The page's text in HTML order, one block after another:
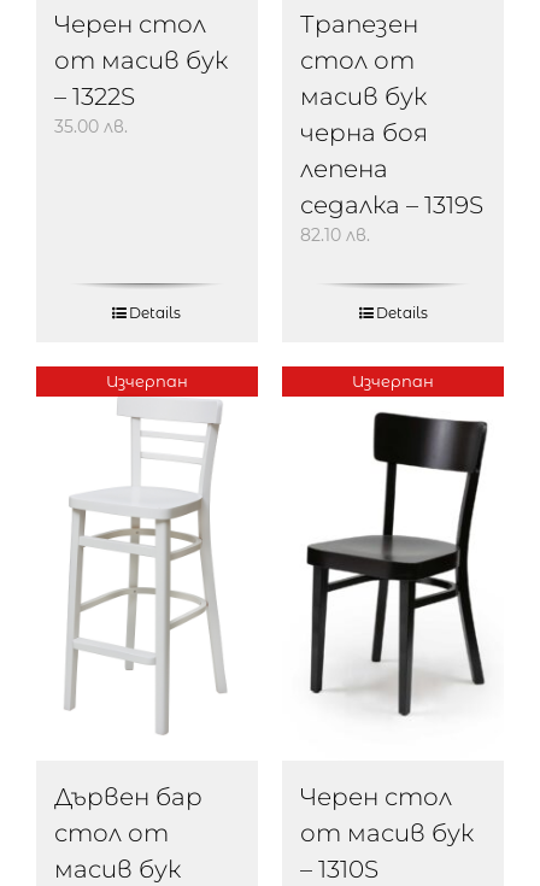
Черен стол
от масив бук
– 1322S
35.00 лв.
Details
Трапезен
стол от
масив бук
черна боя
лепена
седалка – 1319S
82.10 лв.
Details
Изчерпан
Дървен бар
стол от
масив бук
Изчерпан
Черен стол
от масив бук
– 1310S